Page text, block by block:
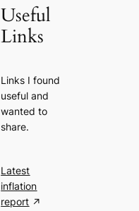
Useful
Links
Links I found
useful and
wanted to
share.
Latest
inflation
report